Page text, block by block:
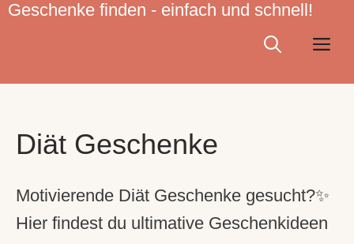
Zum
Geschenke finden - einfach und schnell!
Diät Geschenke
Motivierende Diät Geschenke gesucht?✨
Hier findest du ultimative Geschenkideen